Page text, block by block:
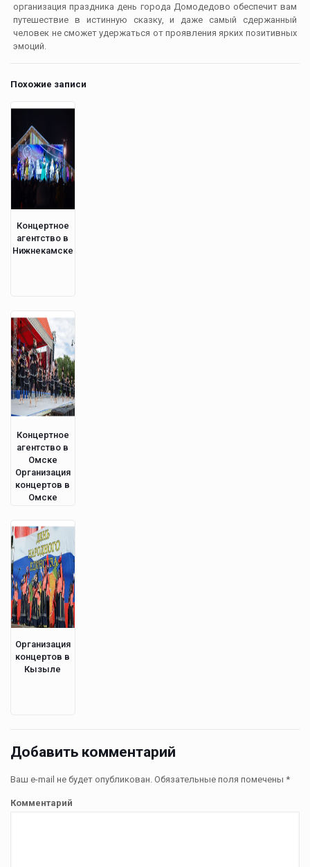
организация праздника день города Домодедово обеспечит вам
путешествие в истинную сказку, и даже самый сдержанный
человек не сможет удержаться от проявления ярких позитивных
эмоций.
Похожие записи
Концертное
агентство в
Нижнекамске
Концертное
агентство в
Омске
Организация
концертов в
Омске
Организация
концертов в
Кызыле
Добавить комментарий
Ваш e-mail не будет опубликован. Обязательные поля помечены *
Комментарий